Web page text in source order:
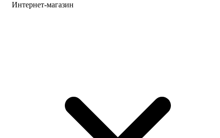
Интернет-магазин